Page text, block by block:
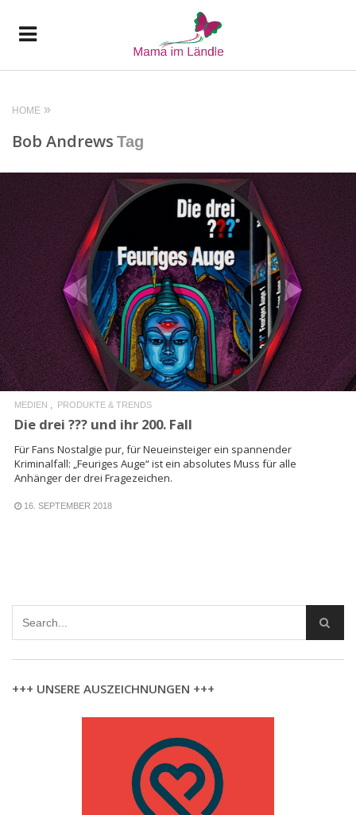
HOME
Bob Andrews Tag
READ MORE
MEDIEN PRODUKTE & TRENDS
Die drei ??? und ihr 200. Fall
Für Fans Nostalgie pur, für Neueinsteiger ein spannender
Kriminalfall: „Feuriges Auge“ ist ein absolutes Muss für alle
Anhänger der drei Fragezeichen.
16. SEPTEMBER 2018
+++ UNSERE AUSZEICHNUNGEN +++